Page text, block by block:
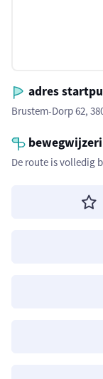
adres
Brustem-Dorp 62,
De route is volledig